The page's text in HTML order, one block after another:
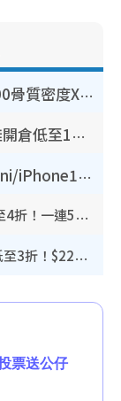
港大推賽馬會強化骨骼計劃！$100骨質密度X光檢查 完成免費運動訓練送超市禮券！附參加資格
開倉優惠 | 尖沙咀海港城名牌波鞋開倉低至1折！On鞋$899起／Joy&Peace鞋履$98起
豐澤優惠勁減低至44折！Mac mini/iPhone17Pro大減價！廚房家電$220起
開倉優惠｜尖沙咀名牌行李箱開倉低至4折！一連5日 American Tourister/ace./Hallmark $200起！
廚具開倉｜特福Tefal廚具/家電開倉低至3折！$220起買平底鍋/炒鑊/湯煲！電飯煲/吸塵機/燙斗$418起